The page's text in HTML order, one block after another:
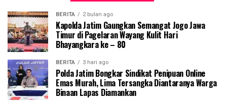
BERITA 2 bulan ago
Kapolda Jatim Gaungkan Semangat Jogo Jawa
Timur di Pagelaran Wayang Kulit Hari
Bhayangkara ke – 80
BERITA 3 hari ago
Polda Jatim Bongkar Sindikat Penipuan Online
Emas Murah, Lima Tersangka Diantaranya Warga
Binaan Lapas Diamankan